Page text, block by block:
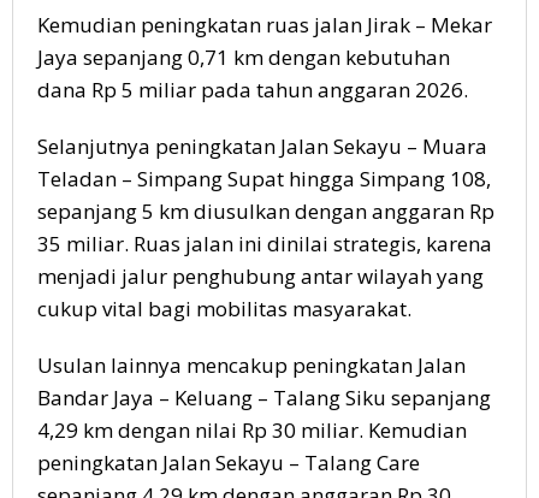
Kemudian peningkatan ruas jalan Jirak – Mekar
Jaya sepanjang 0,71 km dengan kebutuhan
dana Rp 5 miliar pada tahun anggaran 2026.
Selanjutnya peningkatan Jalan Sekayu – Muara
Teladan – Simpang Supat hingga Simpang 108,
sepanjang 5 km diusulkan dengan anggaran Rp
35 miliar. Ruas jalan ini dinilai strategis, karena
menjadi jalur penghubung antar wilayah yang
cukup vital bagi mobilitas masyarakat.
Usulan lainnya mencakup peningkatan Jalan
Bandar Jaya – Keluang – Talang Siku sepanjang
4,29 km dengan nilai Rp 30 miliar. Kemudian
peningkatan Jalan Sekayu – Talang Care